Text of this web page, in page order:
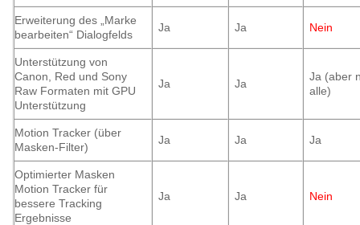
Erweiterung des „Marke
bearbeiten“ Dialogfelds
Ja Ja Nein
Unterstützung von
Canon, Red und Sony
Raw Formaten mit GPU
Unterstützung
Ja Ja
Ja (aber
alle)
Motion Tracker (über
Masken-Filter)
Ja Ja Ja
Optimierter Masken
Motion Tracker für
bessere Tracking
Ergebnisse
Ja Ja Nein